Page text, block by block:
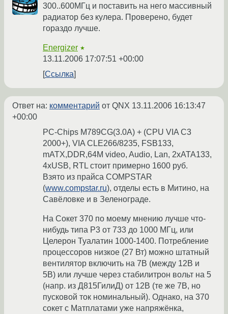
300..600МГц и поставить на него массивный
радиатор без кулера. Проверено, будет
гораздо лучше.
Energizer ★
13.11.2006 17:07:51 +00:00
Ссылка
Ответ на: комментарий от QNX 13.11.2006 16:13:47
+00:00
PC-Chips M789CG(3.0A) + (CPU VIA C3
2000+), VIA CLE266/8235, FSB133,
mATX,DDR,64M video, Audio, Lan, 2xATA133,
4xUSB, RTL стоит примерно 1600 руб.
Взято из прайса COMPSTAR
(www.compstar.ru), отделы есть в Митино, на
Савёловке и в Зеленограде.
На Сокет 370 по моему мнению лучше что-
нибудь типа Р3 от 733 до 1000 МГц, или
Целерон Туалатин 1000-1400. Потребление
процессоров низкое (27 Вт) можно штатный
вентилятор включить на 7В (между 12В и
5В) или лучше через стабилитрон вольт на 5
(напр. из Д815ГилиД) от 12В (те же 7В, но
пусковой ток номинальный). Однако, на 370
сокет с Матплатами уже напряжёнка,